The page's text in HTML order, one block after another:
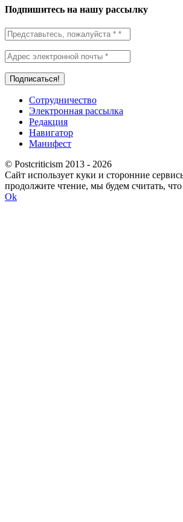
Подпишитесь на нашу рассылку
Сотрудничество
Электронная рассылка
Редакция
Навигатор
Манифест
© Postcriticism 2013 - 2026
Сайт использует куки и сторонние
продолжите чтение, мы будем считать, что
Ok